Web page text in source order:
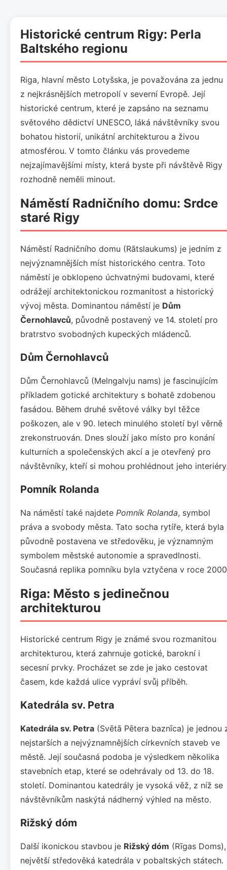
Historické centrum Rigy: Perla
Baltského regionu
Riga, hlavní město Lotyšska, je považována za jednu
z nejkrásnějších metropolí v severní Evropě. Její
historické centrum, které je zapsáno na seznamu
světového dědictví UNESCO, láká návštěvníky svou
bohatou historií, unikátní architekturou a živou
atmosférou. V tomto článku vás provedeme
nejzajímavějšími místy, která byste při návštěvě Rigy
rozhodně neměli minout.
Náměstí Radničního domu: Srdce
staré Rigy
Náměstí Radničního domu (Rātslaukums) je jedním z
nejvýznamnějších míst historického centra. Toto
náměstí je obklopeno úchvatnými budovami, které
odrážejí architektonickou rozmanitost a historický
vývoj města. Dominantou náměstí je Dům
Černohlavců, původně postavený ve 14. století pro
bratrstvo svobodných kupeckých mládenců.
Dům Černohlavců
Dům Černohlavců (Melngalvju nams) je fascinujícím
příkladem gotické architektury s bohatě zdobenou
fasádou. Během druhé světové války byl těžce
poškozen, ale v 90. letech minulého století byl věrně
zrekonstruován. Dnes slouží jako místo pro konání
kulturních a společenských akcí a je otevřený pro
návštěvníky, kteří si mohou prohlédnout jeho
Pomník Rolanda
Na náměstí také najdete Pomník Rolanda, symbol
práva a svobody města. Tato socha rytíře, která byla
původně postavena ve středověku, je významným
symbolem městské autonomie a spravedlnosti.
Současná replika pomníku byla vztyčena v roce
Riga: Město s jedinečnou
architekturou
Historické centrum Rigy je známé svou rozmanitou
architekturou, která zahrnuje gotické, barokní i
secesní prvky. Procházet se zde je jako cestovat
časem, kde každá ulice vypráví svůj příběh.
Katedrála sv. Petra
Katedrála sv. Petra (Svētā Pētera baznīca) je jednou
nejstarších a nejvýznamnějších církevních staveb ve
městě. Její současná podoba je výsledkem několika
stavebních etap, které se odehrávaly od 13. do 18.
století. Dominantou katedrály je vysoká věž, z níž se
návštěvníkům naskýtá nádherný výhled na město.
Rižský dóm
Další ikonickou stavbou je Rižský dóm (Rīgas Doms),
největší středověká katedrála v pobaltských státech.